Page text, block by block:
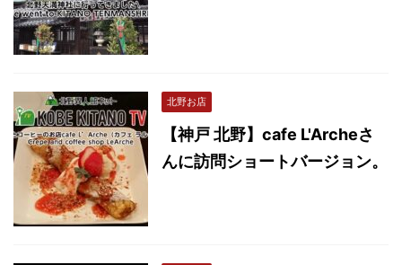
北野お店
【神戸 北野】cafe L'Archeさ
んに訪問ショートバージョン。